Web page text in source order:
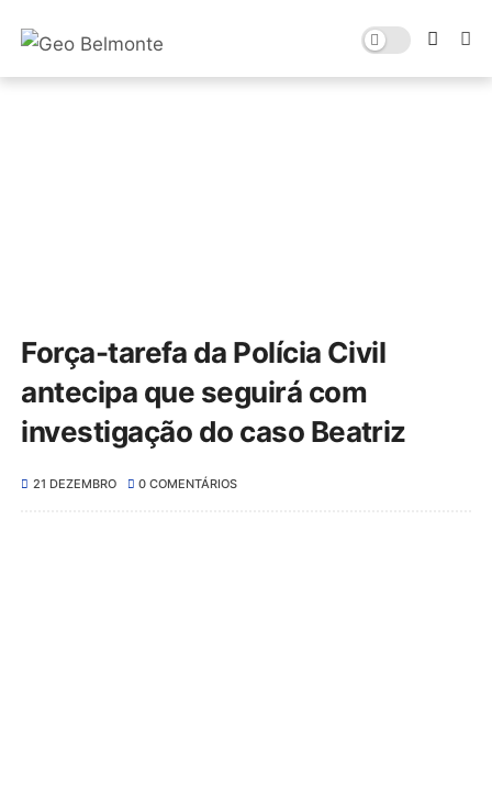
Força-tarefa da Polícia Civil
antecipa que seguirá com
investigação do caso Beatriz
21 DEZEMBRO 0 COMENTÁRIOS